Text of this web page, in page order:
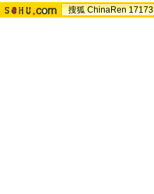
搜狐 ChinaRen 17173